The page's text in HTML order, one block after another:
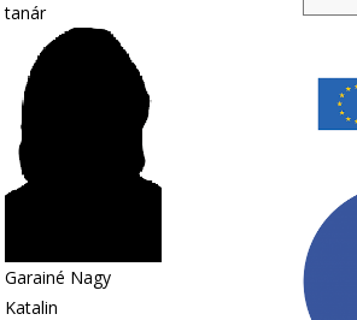
tanár
Garainé Nagy
Katalin